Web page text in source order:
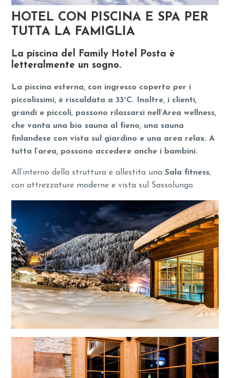
HOTEL CON PISCINA E SPA PER
TUTTA LA FAMIGLIA
La piscina del Family Hotel Posta è
letteralmente un sogno.
La piscina esterna, con ingresso coperto per i
piccolissimi, è riscaldata a 33°C. Inoltre, i clienti,
grandi e piccoli, possono rilassarsi nell’Area wellness,
che vanta una bio sauna al fieno, una sauna
finlandese con vista sul giardino e una area relax. A
tutta l’area, possono accedere anche i bambini.
All’interno della struttura è allestita unaSala fitness,
con attrezzature moderne e vista sul Sassolungo.